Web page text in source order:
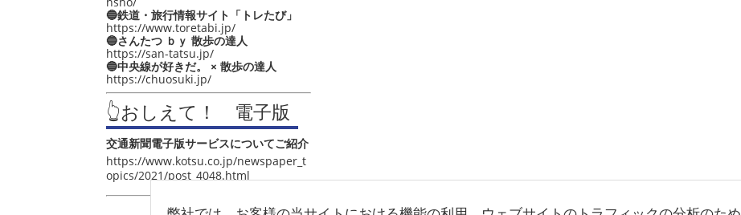
🔵鉄道・旅行情報サイト「トレたび」
https://www.toretabi.jp/
🔵さんたつ ｂｙ 散歩の達人
https://san-tatsu.jp/
🔵中央線が好きだ。 × 散歩の達人
https://chuosuki.jp/
👆おしえて！ 電子版
交通新聞電子版サービスについてご紹介
https://www.kotsu.co.jp/newspaper_t
opics/2021/post_4048.html